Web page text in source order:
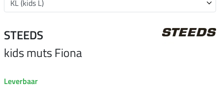
STEEDS
kids muts Fiona
Leverbaar